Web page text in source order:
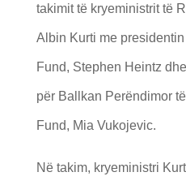
takimit të kryeministrit të
Albin Kurti me
Fund, Stephen Heintz
për Ballkan Perëndimor
Fund, Mia Vukojevic.
Në takim, kryeministri